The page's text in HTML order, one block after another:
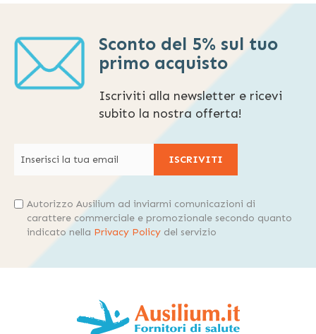
Sconto del 5% sul tuo
primo acquisto
Iscriviti alla newsletter e ricevi
subito la nostra offerta!
ISCRIVITI
Autorizzo Ausilium ad inviarmi comunicazioni di
carattere commerciale e promozionale secondo quanto
indicato nella Privacy Policy del servizio